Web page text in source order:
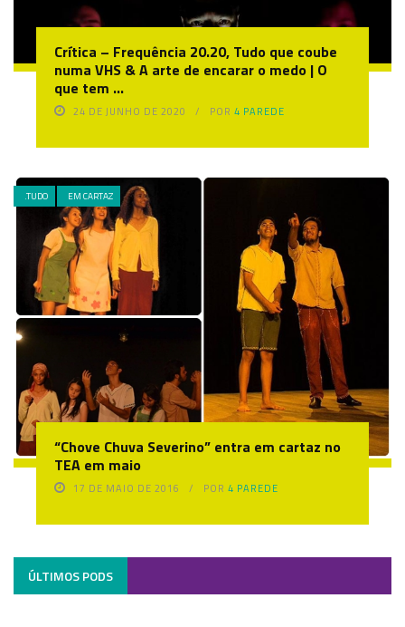
Crítica – Frequência 20.20, Tudo que coube
numa VHS & A arte de encarar o medo | O
que tem ...
24 DE JUNHO DE 2020 POR4 PAREDE
.TUDO EM CARTAZ
“Chove Chuva Severino” entra em cartaz no
TEA em maio
17 DE MAIO DE 2016 POR4 PAREDE
ÚLTIMOS PODS